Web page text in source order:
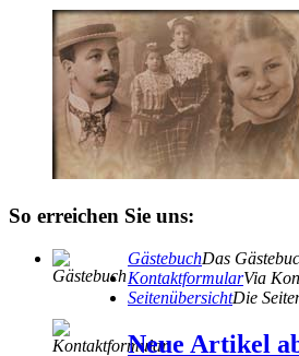
So erreichen Sie uns:
GästebuchDas
KontaktformularVia
SeitenübersichtDie
Neue Artikel